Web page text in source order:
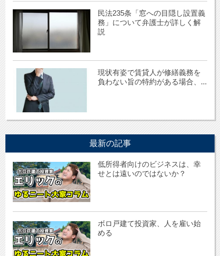
民法235条「窓への目隠し設置義
務」について弁護士が詳しく解
説
現状有姿で賃貸人が修繕義務を
負わない旨の特約がある場合、...
最新の記事
低所得者向けのビジネスは、幸
せとは遠いのではないか？
ボロ戸建て投資家、人を雇い始
める